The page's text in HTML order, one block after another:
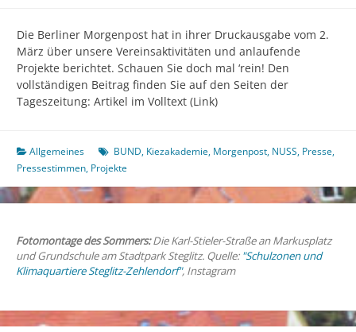
Die Berliner Morgenpost hat in ihrer Druckausgabe vom 2.
März über unsere Vereinsaktivitäten und anlaufende
Projekte berichtet. Schauen Sie doch mal ‘rein! Den
vollständigen Beitrag finden Sie auf den Seiten der
Tageszeitung: Artikel im Volltext (Link)
Allgemeines BUND, Kiezakademie, Morgenpost, NUSS, Presse,
Pressestimmen, Projekte
Fotomontage des Sommers:Die Karl-Stieler-Straße an Markusplatz
und Grundschule am Stadtpark Steglitz. Quelle: "Schulzonen und
Klimaquartiere Steglitz-Zehlendorf", Instagram